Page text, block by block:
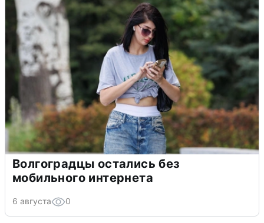
Волгоградцы остались без
мобильного интернета
6 августа 0